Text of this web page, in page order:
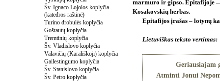
Šv. Ignaco Lojolos koplyčia
(katedros raštinė)
Turino drobulės koplyčia
Goštautų koplyčia
Tremtinių koplyčia
Šv. Vladislovo koplyčia
Valavičių (Karališkoji) koplyčia
Gailestingumo koplyčia
Šv. Stanislovo koplyčia
Šv. Petro koplyčia
marmuro ir gipso. Epitafijoje
Kosakovskių herbas.
Epitafijos įrašas – lotynų
Lietuviškas teksto vertimas:
Geriausiajam
Atminti Jonui